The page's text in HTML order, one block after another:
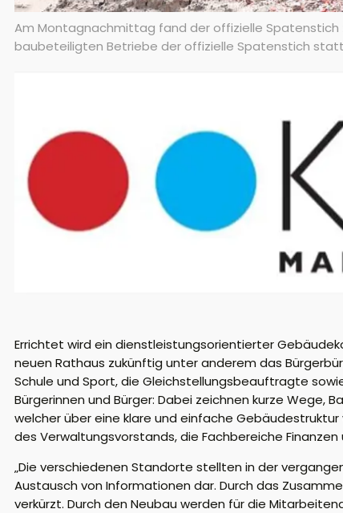
Am Montagnachmittag fand der offizielle Spatenstich
baubeteiligten Betriebe der offizielle Spatenstich
Errichtet wird ein dienstleistungsorientierter
neuen Rathaus zukünftig unter anderem das
Schule und Sport, die Gleichstellungsbeauftragte
Bürgerinnen und Bürger: Dabei zeichnen kurze Wege,
welcher über eine klare und einfache
des Verwaltungsvorstands, die Fachbereiche
„Die verschiedenen Standorte stellten in der
Austausch von Informationen dar. Durch das
verkürzt. Durch den Neubau werden für die